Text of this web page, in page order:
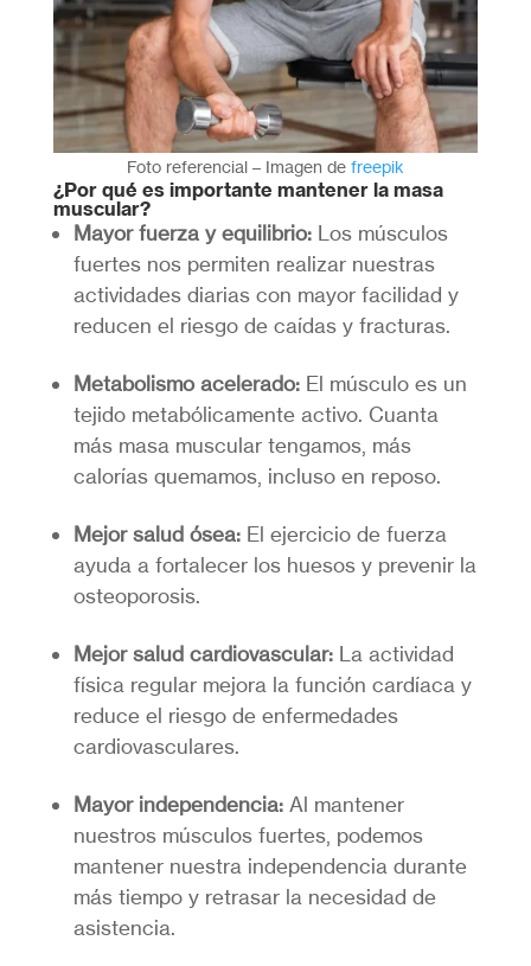
Foto referencial – Imagen de freepik
¿Por qué es importante mantener la masa
muscular?
Mayor fuerza y equilibrio:Los músculos
fuertes nos permiten realizar nuestras
actividades diarias con mayor facilidad y
reducen el riesgo de caídas y fracturas.
Metabolismo acelerado:El músculo es un
tejido metabólicamente activo. Cuanta
más masa muscular tengamos, más
calorías quemamos, incluso en reposo.
Mejor salud ósea:El ejercicio de fuerza
ayuda a fortalecer los huesos y prevenir la
osteoporosis.
Mejor salud cardiovascular:La actividad
física regular mejora la función cardíaca y
reduce el riesgo de enfermedades
cardiovasculares.
Mayor independencia:Al mantener
nuestros músculos fuertes, podemos
mantener nuestra independencia durante
más tiempo y retrasar la necesidad de
asistencia.